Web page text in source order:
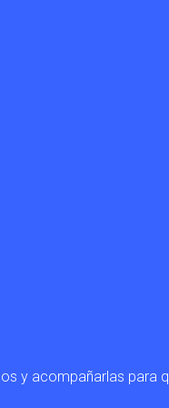
y acompañarlas para